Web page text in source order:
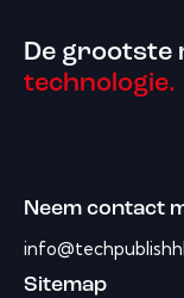
De
technologie.
Neem contact
Sitemap